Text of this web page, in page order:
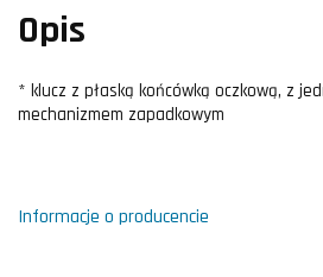
Opis
* klucz z płaską końcówką oczkową, z
mechanizmem zapadkowym
Informacje o producencie